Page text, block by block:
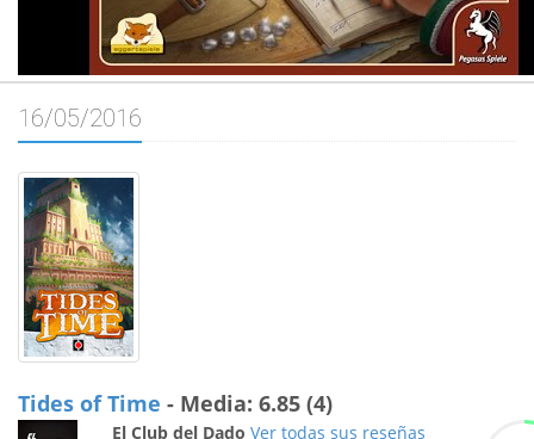
16/05/2016
Tides of Time - Media: 6.85 (4)
El Club del Dado Ver todas sus reseñas